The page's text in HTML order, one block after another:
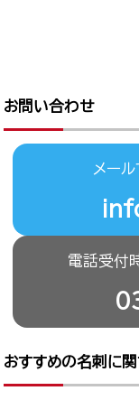
お問い合わせ
メー
電話受付
おすすめの名刺に